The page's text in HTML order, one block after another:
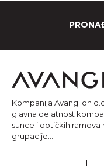
Kompanija Avanglion
glavna delatnost
sunce i optičkih ramova
grupacije...